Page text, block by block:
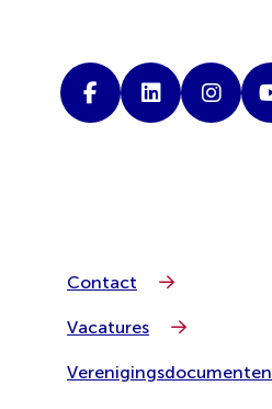
Contact
Vacatures
Verenigingsdocumenten